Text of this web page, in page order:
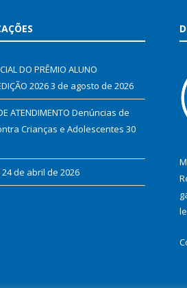
DO PRÊMIO ALUNO
20263 de agosto de 2026
ATENDIMENTO Denúncias de
Crianças e Adolescentes 30
24 de abril de 2026